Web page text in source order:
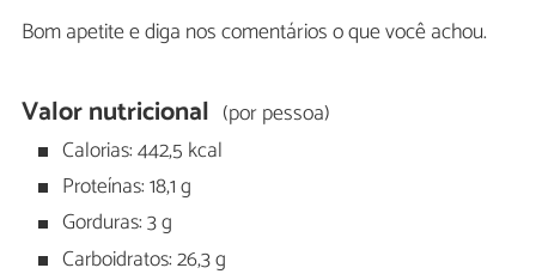
Bom apetite e diga nos comentários o que você achou.
Valor nutricional (por pessoa)
Calorias: 442,5 kcal
Proteínas: 18,1 g
Gorduras: 3 g
Carboidratos: 26,3 g